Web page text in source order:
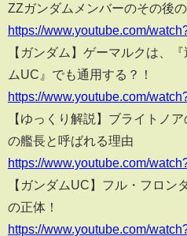
ZZガンダムメンバーのその後
https://www.youtube.com/
【ガンダム】ゲーマルクは、
ムUC』でも通用する？！
https://www.youtube.com/
【ゆっくり解説】ブライトノ
の艦長と呼ばれる理由
https://www.youtube.com/
【ガンダムUC】フル・フロン
の正体！
https://www.youtube.com/